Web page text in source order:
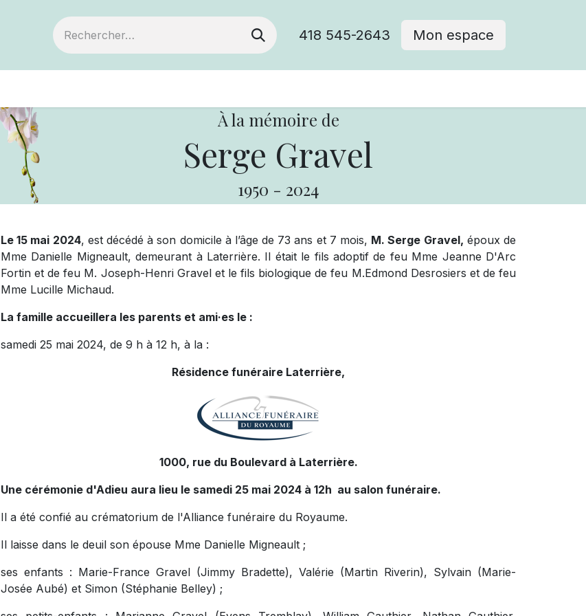
418 545-2643 Mon espace
À la mémoire de
Serge Gravel
1950 - 2024
Le 15 mai 2024, est décédé à son domicile à l’âge de 73 ans et 7 mois, M. Serge Gravel, époux de
Mme Danielle Migneault, demeurant à Laterrière. Il était le fils adoptif de feu Mme Jeanne D'Arc
Fortin et de feu M. Joseph-Henri Gravel et le fils biologique de feu M.Edmond Desrosiers et de feu
Mme Lucille Michaud.
La famille accueillera les parents et ami·es le :
samedi 25 mai 2024, de 9 h à 12 h, à la :
Résidence funéraire Laterrière,
1000, rue du Boulevard à Laterrière.
Une cérémonie d'Adieu aura lieu le samedi 25 mai 2024 à 12h au salon funéraire.
Il a été confié au crématorium de l'Alliance funéraire du Royaume.
Il laisse dans le deuil son épouse Mme Danielle Migneault ;
ses enfants : Marie-France Gravel (Jimmy Bradette), Valérie (Martin Riverin), Sylvain (Marie-
Josée Aubé) et Simon (Stéphanie Belley) ;